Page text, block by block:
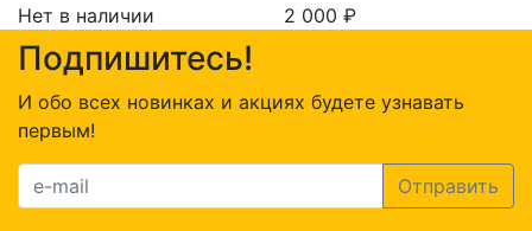
Нет в наличии
2 000 ₽
Подпишитесь!
И обо всех новинках и акциях будете узнавать
первым!